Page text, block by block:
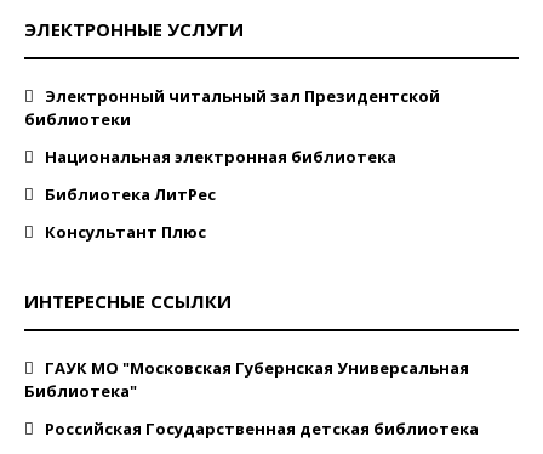
ЭЛЕКТРОННЫЕ УСЛУГИ
Электронный читальный зал Президентской
библиотеки
Национальная электронная библиотека
Библиотека ЛитРес
Консультант Плюс
ИНТЕРЕСНЫЕ ССЫЛКИ
ГАУК МО "Московская Губернская Универсальная
Библиотека"
Российская Государственная детская библиотека